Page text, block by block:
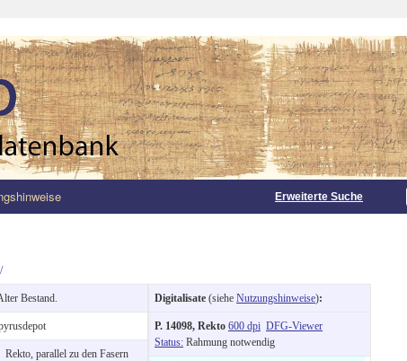
Erweiterte Suche
Bestand.
Rekto, parallel zu den Fasern
Digitalisate (siehe Nutzungshinweise):
P. 14098, Rekto 600 dpi DFG-Viewer
Status: Rahmung notwendig